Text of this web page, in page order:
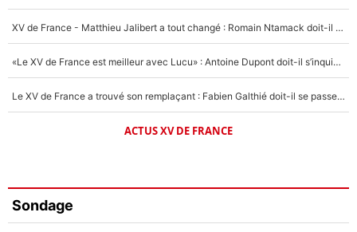
XV de France - Matthieu Jalibert a tout changé : Romain Ntamack doit-il s’inquiéter pour sa place à un an de la Coupe du monde ?
«Le XV de France est meilleur avec Lucu» : Antoine Dupont doit-il s’inquiéter pour sa place ?
Le XV de France a trouvé son remplaçant : Fabien Galthié doit-il se passer d'Antoine Dupont ?
ACTUS XV DE FRANCE
Sondage